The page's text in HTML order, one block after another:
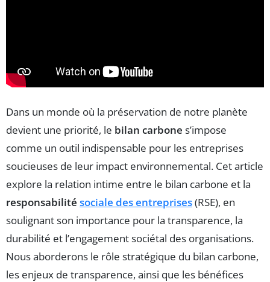
Dans un monde où la préservation de notre planète
devient une priorité, le bilan carbone s’impose
comme un outil indispensable pour les entreprises
soucieuses de leur impact environnemental. Cet article
explore la relation intime entre le bilan carbone et la
responsabilité sociale des entreprises(RSE), en
soulignant son importance pour la transparence, la
durabilité et l’engagement sociétal des organisations.
Nous aborderons le rôle stratégique du bilan carbone,
les enjeux de transparence, ainsi que les bénéfices